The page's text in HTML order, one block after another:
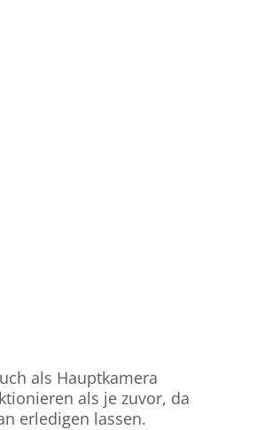
als Hauptkamera
als je zuvor, da
erledigen lassen.